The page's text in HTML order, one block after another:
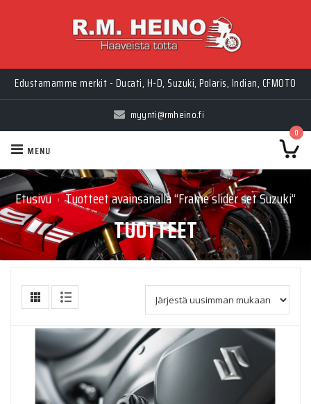
Edustamamme merkit - Ducati, H-D, Suzuki, Polaris, Indian, CFMOTO
myynti@rmheino.fi
0
MENU
Etusivu › Tuotteet avainsanalla “Frame slider set Suzuki”
TUOTTEET